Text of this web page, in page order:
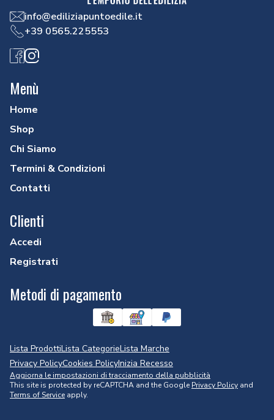
info@ediliziapuntoedile.it
+39 0565.225553
Facebook
Instagram
Menù
Home
Shop
Chi Siamo
Termini & Condizioni
Contatti
Clienti
Accedi
Registrati
Metodi di pagamento
Lista ProdottiLista CategorieLista Marche
Privacy PolicyCookies PolicyInizia Recesso
Aggiorna le impostazioni di tracciamento della pubblicità
This site is protected by reCAPTCHA and the Google Privacy Policy and
Terms of Service apply.